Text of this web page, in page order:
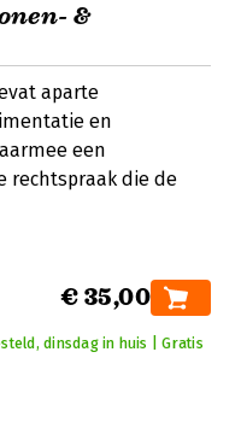
&
aparte
en
een
rechtspraak die de
€ 35,00
dinsdag in huis | Gratis